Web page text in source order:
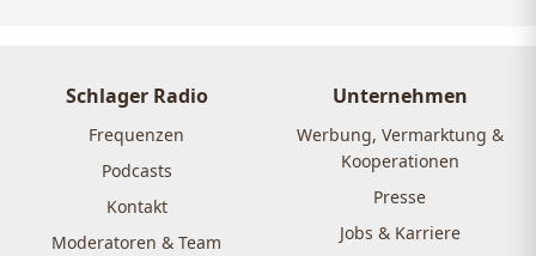
Schlager Radio
Frequenzen
Podcasts
Kontakt
Moderatoren & Team
Unternehmen
Werbung, Vermarktung &
Kooperationen
Presse
Jobs & Karriere